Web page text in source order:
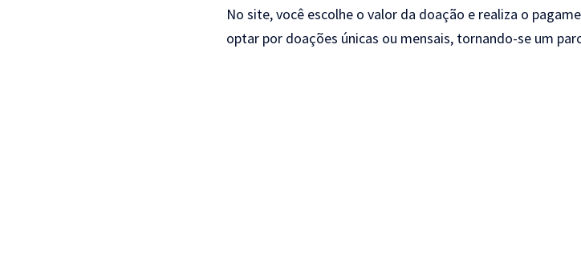
No site, você escolhe o valor da doação e realiza o
optar por doações únicas ou mensais, tornando-se um